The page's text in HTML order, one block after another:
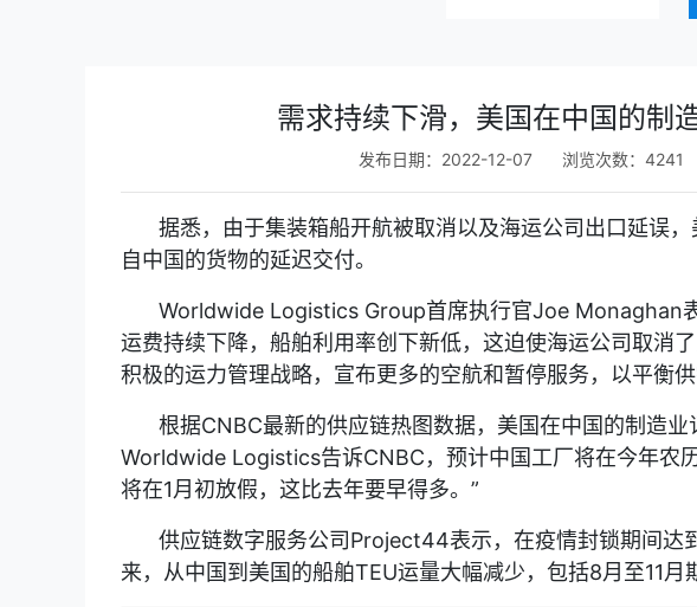
需求持续下滑，美国在中国的制
发布日期：2022-12-07 浏览次数：4241
据悉，由于集装箱船开航被取消以及海运公司出口延误
自中国的货物的延迟交付。
Worldwide Logistics Group首席执行官Joe Monaghan
运费持续下降，船舶利用率创下新低，这迫使海运公司取消
积极的运力管理战略，宣布更多的空航和暂停服务，以平衡供
根据CNBC最新的供应链热图数据，美国在中国的制造业
Worldwide Logistics告诉CNBC，预计中国工厂将在今年农
将在1月初放假，这比去年要早得多。”
供应链数字服务公司Project44表示，在疫情封锁期间达
来，从中国到美国的船舶TEU运量大幅减少，包括8月至11月